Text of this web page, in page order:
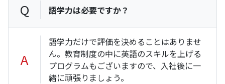
Q 語学力は必要ですか？
A
語学力だけで評価を決めることはありませ
ん。教育制度の中に英語のスキルを上げる
プログラムもございますので、入社後に一
緒に頑張りましょう。